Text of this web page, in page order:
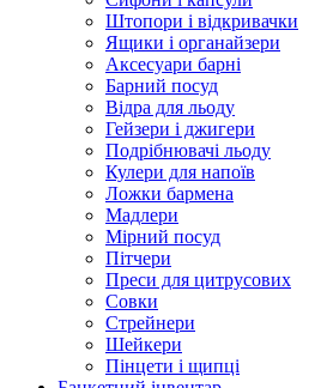
Штопори і відкривачки
Ящики і органайзери
Аксесуари барні
Барний посуд
Відра для льоду
Гейзери і джигери
Подрібнювачі льоду
Кулери для напоїв
Ложки бармена
Мадлери
Мірний посуд
Пітчери
Преси для цитрусових
Совки
Стрейнери
Шейкери
Пінцети і щипці